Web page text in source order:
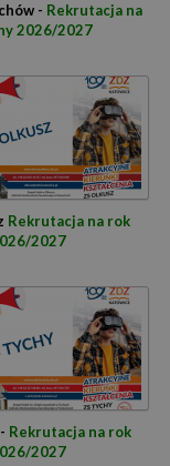
- Rekrutacja na
2026/2027
Rekrutacja na rok
2027
Rekrutacja na rok
2027